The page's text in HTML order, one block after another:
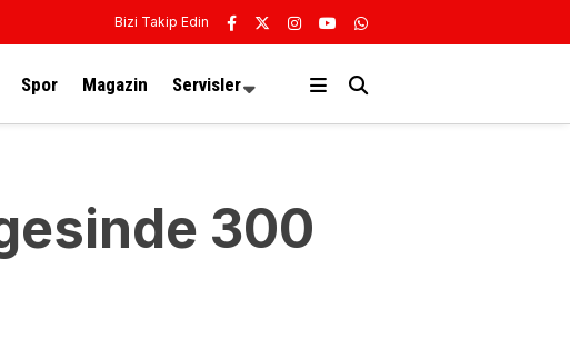
Bizi Takip Edin
Spor Magazin Servisler
300